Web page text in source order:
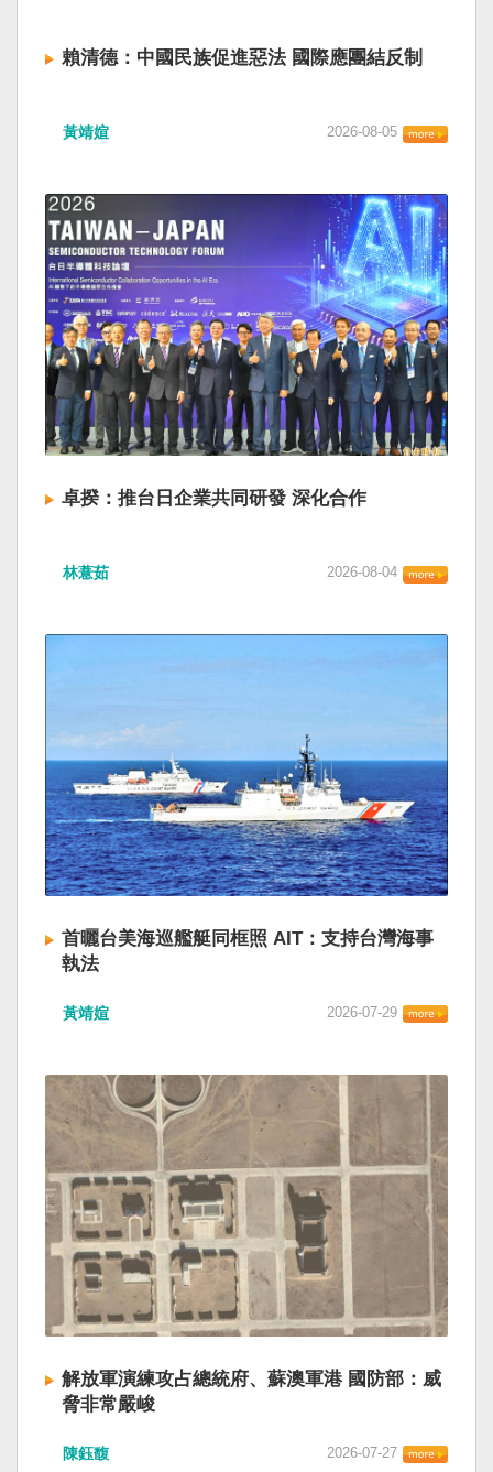
賴清德：中國民族促進惡法 國際應團結反制
黃靖媗 2026-08-05
卓揆：推台日企業共同研發 深化合作
林薏茹 2026-08-04
首曬台美海巡艦艇同框照 AIT：支持台灣海事
執法
黃靖媗 2026-07-29
解放軍演練攻占總統府、蘇澳軍港 國防部：威
脅非常嚴峻
陳鈺馥 2026-07-27